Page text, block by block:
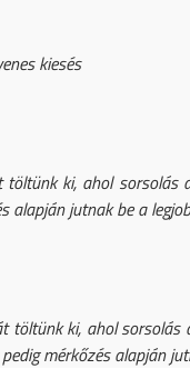
kiesés
ki, ahol sorsolás
alapján jutnak be a
ki, ahol sorsolás
mérkőzés alapján